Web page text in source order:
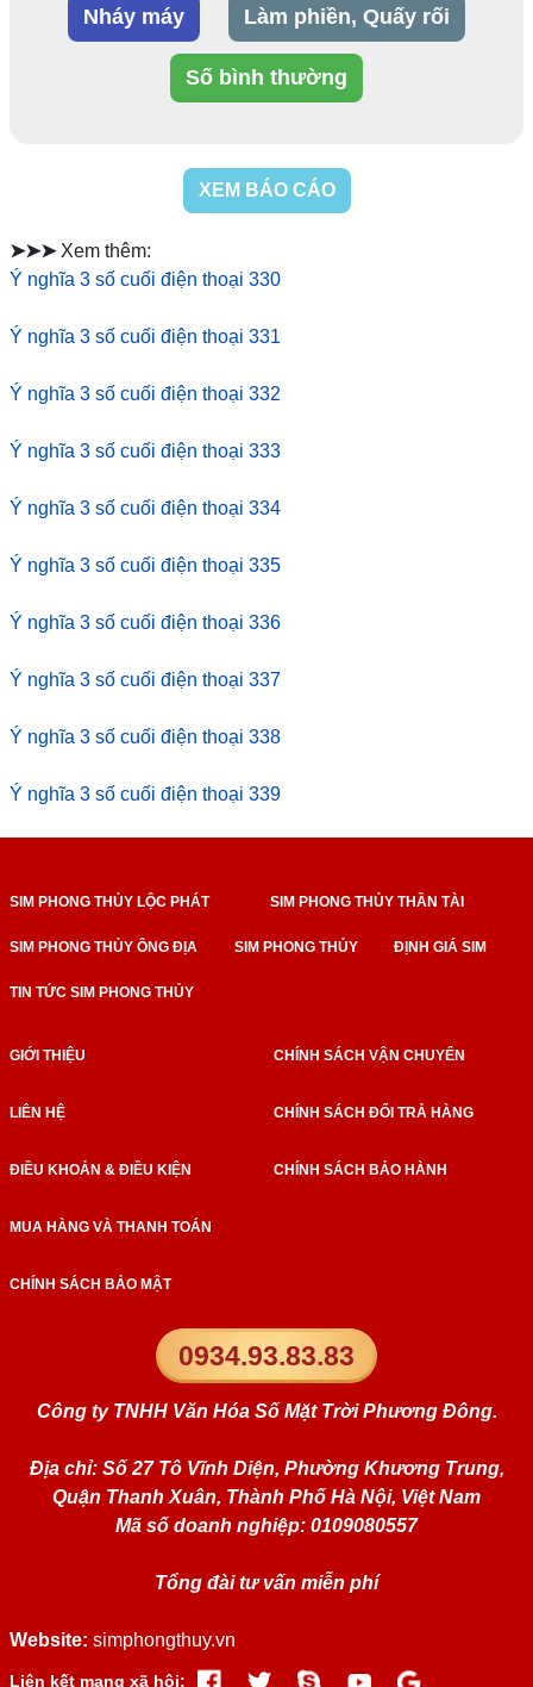
Nháy máy Làm phiền, Quấy rối
Số bình thường
XEM BÁO CÁO
➤➤➤ Xem thêm:
Ý nghĩa 3 số cuối điện thoại 330
Ý nghĩa 3 số cuối điện thoại 331
Ý nghĩa 3 số cuối điện thoại 332
Ý nghĩa 3 số cuối điện thoại 333
Ý nghĩa 3 số cuối điện thoại 334
Ý nghĩa 3 số cuối điện thoại 335
Ý nghĩa 3 số cuối điện thoại 336
Ý nghĩa 3 số cuối điện thoại 337
Ý nghĩa 3 số cuối điện thoại 338
Ý nghĩa 3 số cuối điện thoại 339
SIM PHONG THỦY LỘC PHÁT SIM PHONG THỦY THẦN TÀI
SIM PHONG THỦY ÔNG ĐỊA SIM PHONG THỦY ĐỊNH GIÁ SIM
TIN TỨC SIM PHONG THỦY
Website: simphongthuy.vn
Liên kết mạng xã hội:
0934.93.83.83
Công ty TNHH Văn Hóa Số Mặt Trời Phương Đông.
Địa chỉ: Số 27 Tô Vĩnh Diện, Phường Khương Trung,
Quận Thanh Xuân, Thành Phố Hà Nội, Việt Nam
Mã số doanh nghiệp: 0109080557
Tổng đài tư vấn miễn phí
GIỚI THIỆU
LIÊN HỆ
ĐIỀU KHOẢN & ĐIỀU KIỆN
MUA HÀNG VÀ THANH TOÁN
CHÍNH SÁCH BẢO MẬT
CHÍNH SÁCH VẬN CHUYỂN
CHÍNH SÁCH ĐỔI TRẢ HÀNG
CHÍNH SÁCH BẢO HÀNH